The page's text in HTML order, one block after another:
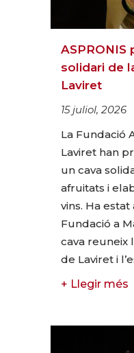
ASPRONIS
solidari de
Laviret
15 juliol, 2026
La Fundació
Laviret han
un cava
afruitats i
vins. Ha
Fundació a
cava reuneix
de Laviret i
+ Llegir més